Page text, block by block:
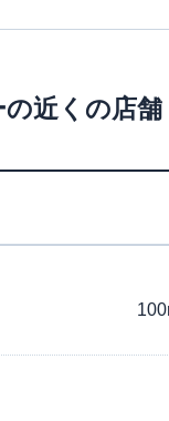
の近くの店舗